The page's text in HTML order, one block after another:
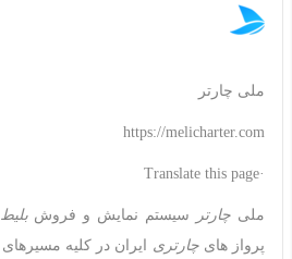
ملی چارتر
https://melicharter.com
·Translate this page
ملی چارتر سیستم نمایش و فروشبلیط
پرواز هایچارتری